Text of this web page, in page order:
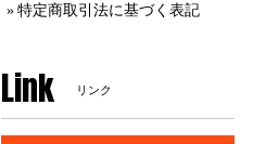
特定商取引法に基づく表記
Link リンク